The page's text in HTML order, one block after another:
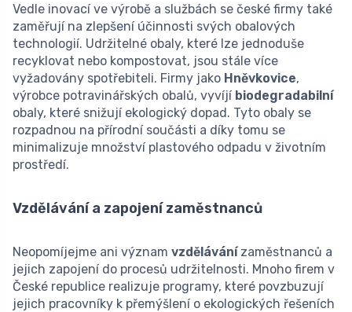
Vedle inovací ve výrobě a službách se české firmy také
zaměřují na zlepšení účinnosti svých obalových
technologií. Udržitelné obaly, které lze jednoduše
recyklovat nebo kompostovat, jsou stále více
vyžadovány spotřebiteli. Firmy jako Hněvkovice,
výrobce potravinářských obalů, vyvíjí biodegradabilní
obaly, které snižují ekologický dopad. Tyto obaly se
rozpadnou na přírodní součásti a díky tomu se
minimalizuje množství plastového odpadu v životním
prostředí.
Vzdělávání a zapojení zaměstnanců
Neopomíjejme ani význam vzdělávánízaměstnanců a
jejich zapojení do procesů udržitelnosti. Mnoho firem v
České republice realizuje programy, které povzbuzují
jejich pracovníky k přemýšlení o ekologických řešeních